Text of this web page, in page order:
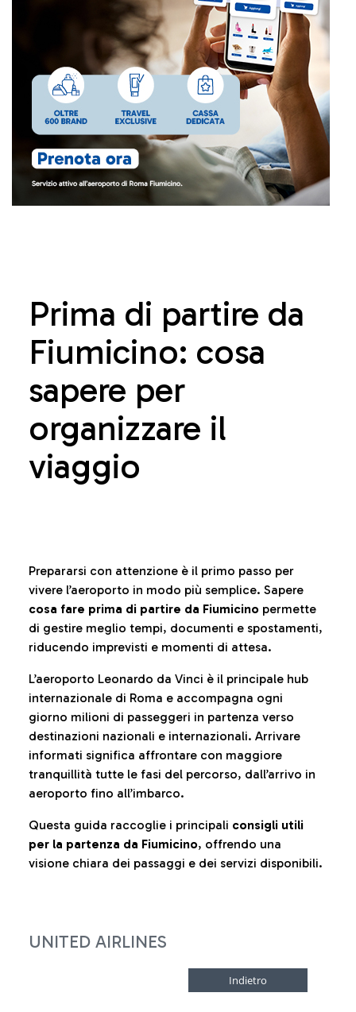
Prima di partire da
Fiumicino: cosa
sapere per
organizzare il
viaggio
Prepararsi con attenzione è il primo passo per
vivere l’aeroporto in modo più semplice. Sapere
cosa fare prima di partire da Fiumicino permette
di gestire meglio tempi, documenti e spostamenti,
riducendo imprevisti e momenti di attesa.
L’aeroporto Leonardo da Vinci è il principale hub
internazionale di Roma e accompagna ogni
giorno milioni di passeggeri in partenza verso
destinazioni nazionali e internazionali. Arrivare
informati significa affrontare con maggiore
tranquillità tutte le fasi del percorso, dall’arrivo in
aeroporto fino all’imbarco.
Questa guida raccoglie i principali consigli utili
per la partenza da Fiumicino, offrendo una
visione chiara dei passaggi e dei servizi disponibili.
UNITED AIRLINES